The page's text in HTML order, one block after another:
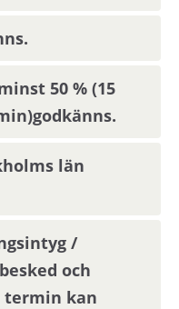
En elmätare
för den
på hyresavin.
hyresgästen
hyresnivå.
50 % (15
län
/
och
termin kan